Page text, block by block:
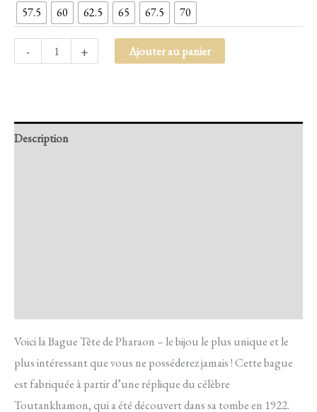
57.5 60 62.5 65 67.5 70
- + Ajouter au panier
Description
Voici la Bague Tête de Pharaon – le bijou le plus unique et le
plus intéressant que vous ne posséderez jamais ! Cette bague
est fabriquée à partir d’une réplique du célèbre
Toutankhamon, qui a été découvert dans sa tombe en 1922.